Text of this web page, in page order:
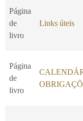
Página
de
livro
Links úteis
Página
de
livro